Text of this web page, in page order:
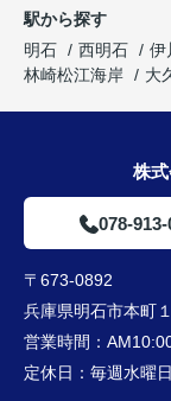
駅から探す
明石
西明石 伊
林崎松江海岸
大
株
078-913-
〒673-0892
兵庫県明石市本町
営業時間：
定休日： 毎週水曜日